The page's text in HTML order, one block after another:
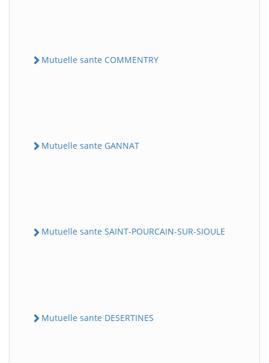
Mutuelle sante COMMENTRY
Mutuelle sante GANNAT
Mutuelle sante SAINT-POURCAIN-SUR-SIOULE
Mutuelle sante DESERTINES